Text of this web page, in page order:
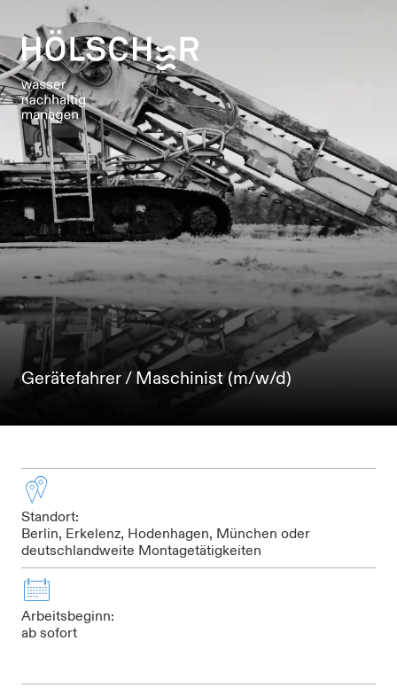
Gerätefahrer / Maschinist (m/w/d)
Standort:
Berlin, Erkelenz, Hodenhagen, München oder
deutschlandweite Montagetätigkeiten
Arbeitsbeginn:
ab sofort